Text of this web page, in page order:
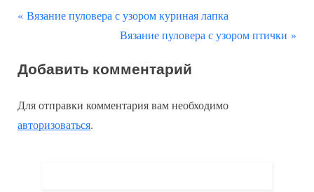
Навигация
записям
П
д
д
у
Вязание пуловера с узором куриная лапка
С
е
у
Вязание пуловера с узором птички
Добавить комментарий
Для отправки комментария вам необходимо
авторизоваться.